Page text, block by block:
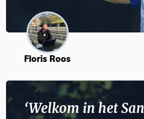
Floris Roos
‘Welkom in het